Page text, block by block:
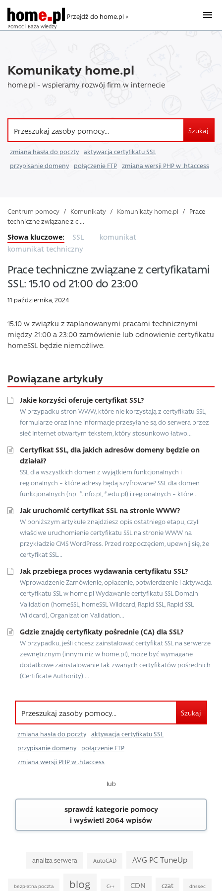
Pomoc i Baza wiedzy
Przejdź do home.pl >
Komunikaty home.pl
home.pl - wspieramy rozwój firm w internecie
Szukaj
zmiana hasła do poczty
aktywacja certyfikatu SSL
przypisanie domeny
połączenie FTP zmiana wersji PHP w .htaccess
Centrum pomocy / Komunikaty / Komunikaty home.pl / Prace
techniczne związane z c ...
SSL
komunikat
komunikat techniczny
Prace techniczne związane z certyfikatami
SSL: 15.10 od 21:00 do 23:00
11 października, 2024
15.10 w związku z zaplanowanymi pracami technicznymi
między 21:00 a 23:00 zamówienie lub odnowienie certyfikatu
homeSSL będzie niemożliwe.
Powiązane artykuły
Jakie korzyści oferuje certyfikat SSL?
W przypadku stron WWW, które nie korzystają z certyfikatu SSL,
formularze oraz inne informacje przesyłane są do serwera przez
sieć Internet otwartym tekstem, który stosunkowo łatwo...
Certyfikat SSL, dla jakich adresów domeny będzie on
działał?
SSL dla wszystkich domen z wyjątkiem funkcjonalnych i
regionalnych – które adresy będą szyfrowane? SSL dla domen
funkcjonalnych (np. *.info.pl, *.edu.pl) i regionalnych – które...
Jak uruchomić certyfikat SSL na stronie WWW?
W poniższym artykule znajdziesz opis ostatniego etapu, czyli
właściwe uruchomienie certyfikatu SSL na stronie WWW na
przykładzie CMS WordPress. Przed rozpoczęciem, upewnij się, że
certyfikat SSL...
Jak przebiega proces wydawania certyfikatu SSL?
Wprowadzenie Zamówienie, opłacenie, potwierdzenie i aktywacja
certyfikatu SSL w home.pl Wydawanie certyfikatu SSL Domain
Validation (homeSSL, homeSSL Wildcard, Rapid SSL, Rapid SSL
Wildcard), Organization Validation...
Gdzie znajdę certyfikaty pośrednie (CA) dla SSL?
W przypadku, jeśli chcesz zainstalować certyfikat SSL na serwerze
zewnętrznym (innym niż w home.pl), może być wymagane
dodatkowe zainstalowanie tak zwanych certyfikatów pośrednich
(Certificate Authority)....
Szukaj
zmiana hasła do poczty
aktywacja certyfikatu SSL
przypisanie domeny
połączenie FTP
zmiana wersji PHP w .htaccess
lub
sprawdź kategorie pomocy
i wyświetl 2064 wpisów
analiza serwera AutoCAD AVG PC TuneUp
bezpłatna poczta blog C++ CDN czat dnssec